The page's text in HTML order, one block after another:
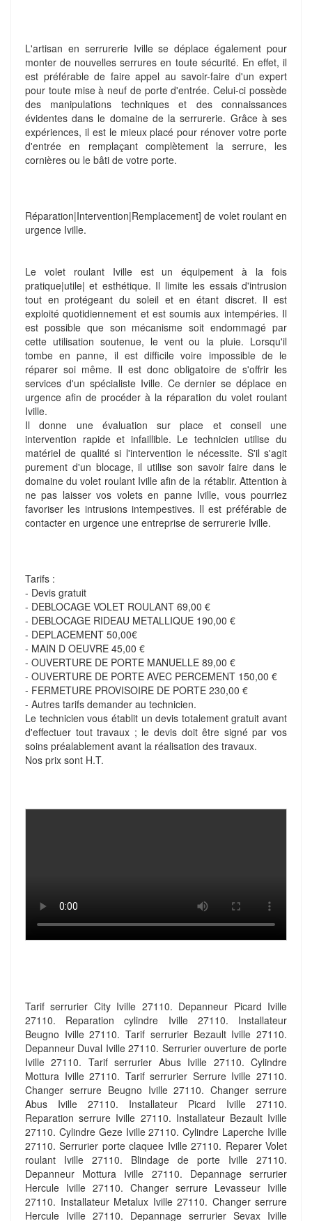
L'artisan en serrurerie Iville se déplace également pour
monter de nouvelles serrures en toute sécurité. En effet, il
est préférable de faire appel au savoir-faire d'un expert
pour toute mise à neuf de porte d'entrée. Celui-ci possède
des manipulations techniques et des connaissances
évidentes dans le domaine de la serrurerie. Grâce à ses
expériences, il est le mieux placé pour rénover votre porte
d'entrée en remplaçant complètement la serrure, les
cornières ou le bâti de votre porte.
Réparation|Intervention|Remplacement] de volet roulant en
urgence Iville.
Le volet roulant Iville est un équipement à la fois
pratique|utile| et esthétique. Il limite les essais d'intrusion
tout en protégeant du soleil et en étant discret. Il est
exploité quotidiennement et est soumis aux intempéries. Il
est possible que son mécanisme soit endommagé par
cette utilisation soutenue, le vent ou la pluie. Lorsqu'il
tombe en panne, il est difficile voire impossible de le
réparer soi même. Il est donc obligatoire de s'offrir les
services d'un spécialiste Iville. Ce dernier se déplace en
urgence afin de procéder à la réparation du volet roulant
Iville.
Il donne une évaluation sur place et conseil une
intervention rapide et infaillible. Le technicien utilise du
matériel de qualité si l'intervention le nécessite. S'il s'agit
purement d'un blocage, il utilise son savoir faire dans le
domaine du volet roulant Iville afin de la rétablir. Attention à
ne pas laisser vos volets en panne Iville, vous pourriez
favoriser les intrusions intempestives. Il est préférable de
contacter en urgence une entreprise de serrurerie Iville.
Tarifs :
- Devis gratuit
- DEBLOCAGE VOLET ROULANT 69,00 €
- DEBLOCAGE RIDEAU METALLIQUE 190,00 €
- DEPLACEMENT 50,00€
- MAIN D OEUVRE 45,00 €
- OUVERTURE DE PORTE MANUELLE 89,00 €
- OUVERTURE DE PORTE AVEC PERCEMENT 150,00 €
- FERMETURE PROVISOIRE DE PORTE 230,00 €
- Autres tarifs demander au technicien.
Le technicien vous établit un devis totalement gratuit avant
d'effectuer tout travaux ; le devis doit être signé par vos
soins préalablement avant la réalisation des travaux.
Nos prix sont H.T.
Tarif serrurier City Iville 27110. Depanneur Picard Iville
27110. Reparation cylindre Iville 27110. Installateur
Beugno Iville 27110. Tarif serrurier Bezault Iville 27110.
Depanneur Duval Iville 27110. Serrurier ouverture de porte
Iville 27110. Tarif serrurier Abus Iville 27110. Cylindre
Mottura Iville 27110. Tarif serrurier Serrure Iville 27110.
Changer serrure Beugno Iville 27110. Changer serrure
Abus Iville 27110. Installateur Picard Iville 27110.
Reparation serrure Iville 27110. Installateur Bezault Iville
27110. Cylindre Geze Iville 27110. Cylindre Laperche Iville
27110. Serrurier porte claquee Iville 27110. Reparer Volet
roulant Iville 27110. Blindage de porte Iville 27110.
Depanneur Mottura Iville 27110. Depannage serrurier
Hercule Iville 27110. Changer serrure Levasseur Iville
27110. Installateur Metalux Iville 27110. Changer serrure
Hercule Iville 27110. Depannage serrurier Sevax Iville